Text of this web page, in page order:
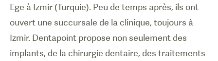
Ege à Izmir (Turquie). Peu de temps après, ils ont
ouvert une succursale de la clinique, toujours à
Izmir. Dentapoint propose non seulement des
implants, de la chirurgie dentaire, des traitements